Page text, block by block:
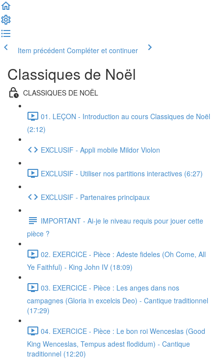
Item précédent Compléter et continuer
Classiques de Noël
CLASSIQUES DE NOËL
01. LEÇON - Introduction au cours Classiques de Noël
(2:12)
EXCLUSIF - Appli mobile Mildor Violon
EXCLUSIF - Utiliser nos partitions interactives (6:27)
EXCLUSIF - Partenaires principaux
IMPORTANT - Ai-je le niveau requis pour jouer cette
pièce ?
02. EXERCICE - Pièce : Adeste fideles (Oh Come, All
Ye Faithful) - King John IV (18:09)
03. EXERCICE - Pièce : Les anges dans nos
campagnes (Gloria in excelcis Deo) - Cantique traditionnel
(17:29)
04. EXERCICE - Pièce : Le bon roi Wenceslas (Good
King Wenceslas, Tempus adest flodidum) - Cantique
traditionnel (12:20)